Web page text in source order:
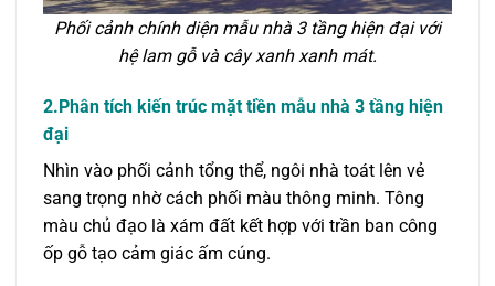
Phối cảnh chính diện mẫu nhà 3 tầng hiện đại với
hệ lam gỗ và cây xanh xanh mát.
2.Phân tích kiến trúc mặt tiền mẫu nhà 3 tầng hiện
đại
Nhìn vào phối cảnh tổng thể, ngôi nhà toát lên vẻ
sang trọng nhờ cách phối màu thông minh. Tông
màu chủ đạo là xám đất kết hợp với trần ban công
ốp gỗ tạo cảm giác ấm cúng.